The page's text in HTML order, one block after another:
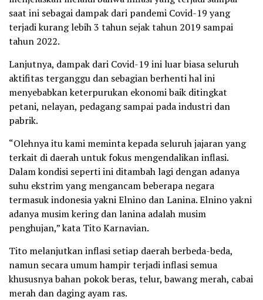
saat ini sebagai dampak dari pandemi Covid-19 yang
terjadi kurang lebih 3 tahun sejak tahun 2019 sampai
tahun 2022.
Lanjutnya, dampak dari Covid-19 ini luar biasa seluruh
aktifitas terganggu dan sebagian berhenti hal ini
menyebabkan keterpurukan ekonomi baik ditingkat
petani, nelayan, pedagang sampai pada industri dan
pabrik.
“Olehnya itu kami meminta kepada seluruh jajaran yang
terkait di daerah untuk fokus mengendalikan inflasi.
Dalam kondisi seperti ini ditambah lagi dengan adanya
suhu ekstrim yang mengancam beberapa negara
termasuk indonesia yakni Elnino dan Lanina. Elnino yakni
adanya musim kering dan lanina adalah musim
penghujan,” kata Tito Karnavian.
Tito melanjutkan inflasi setiap daerah berbeda-beda,
namun secara umum hampir terjadi inflasi semua
khususnya bahan pokok beras, telur, bawang merah, cabai
merah dan daging ayam ras.